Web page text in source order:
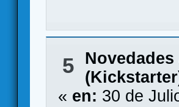
5
« en: 30 de